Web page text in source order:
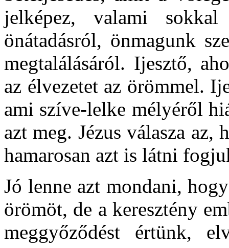
jelképez, valami sokkal
önátadásról, önmagunk
megtalálásáról. Ijesztő,
az élvezetet az örömmel.
ami szíve-lelke mélyéről
azt meg. Jézus válasza
hamarosan azt is látni
Jó lenne azt mondani,
örömöt, de a keresztény
meggyőződést értünk,